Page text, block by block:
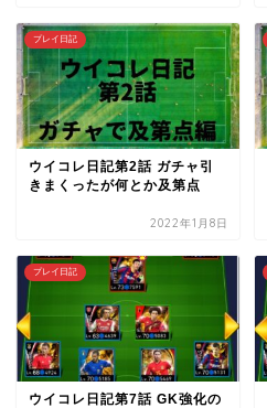
プレイ日記
ウイコレ日記第2話 ガチャ引
きまくったが何とか及第点
2022年1月8日
プレイ日記
ウイコレ日記第7話 GK強化の